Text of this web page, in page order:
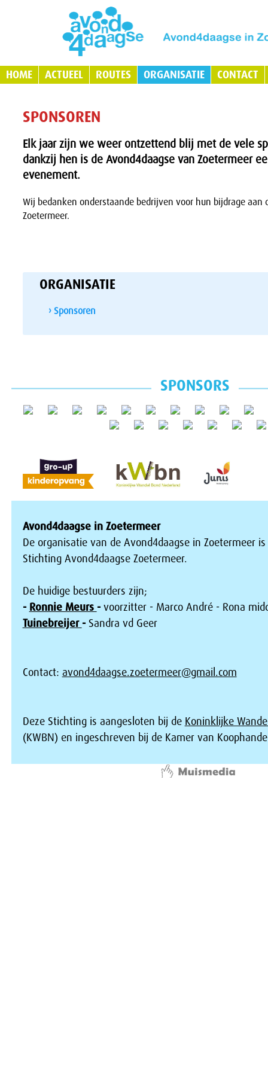
HOME ACTUEEL ROUTES ORGANISATIE CONTACT
SPONSOREN
Elk jaar zijn we weer ontzettend blij met de vele
dankzij hen is de Avond4daagse van Zoetermeer
evenement.
Wij bedanken onderstaande bedrijven voor hun bijdrage aan
Zoetermeer.
ORGANISATIE
› Sponsoren
SPONSORS
Avond4daagse in Zoetermeer
De organisatie van de Avond4daagse in Zoetermeer
Stichting Avond4daagse Zoetermeer.
De huidige bestuurders zijn;
- Ronnie Meurs - voorzitter - Marco André - Rona
Tuinebreijer - Sandra vd Geer
Contact: avond4daagse.zoetermeer@gmail.com
Deze Stichting is aangesloten bij de Koninklijke
(KWBN) en ingeschreven bij de Kamer van